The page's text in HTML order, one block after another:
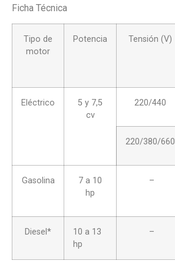
Ficha Técnica
Tipo de
motor
Potencia Tensión (V)
Eléctrico
5 y 7,5
cv
220/440
220/380/660
Gasolina
7 a 10
hp
–
Diesel*
10 a 13
hp
–